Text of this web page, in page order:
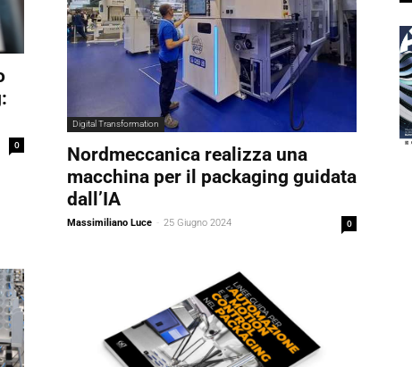
0
Digital Transformation
Nordmeccanica realizza una
macchina per il packaging guidata
dall’IA
Massimiliano Luce - 25 Giugno 2024 0